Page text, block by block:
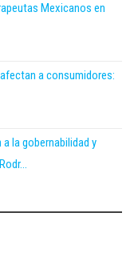
Mexicanos en
a consumidores:
a la gobernabilidad y